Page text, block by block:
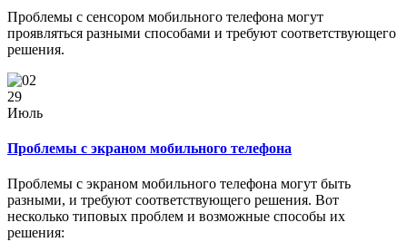
Проблемы с сенсором мобильного телефона могут
проявляться разными способами и требуют соответствующего
решения.
29
Июль
Проблемы с экраном мобильного телефона
Проблемы с экраном мобильного телефона могут быть
разными, и требуют соответствующего решения. Вот
несколько типовых проблем и возможные способы их
решения: